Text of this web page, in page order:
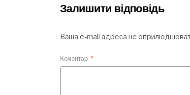
Залишити відповідь
Ваша e-mail адреса не
Коментар *